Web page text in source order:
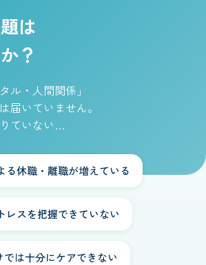
は
？
ル・人間関係」
届いていません。
ていない…
る休職・離職が増えている
レスを把握できていない
では十分にケアできない